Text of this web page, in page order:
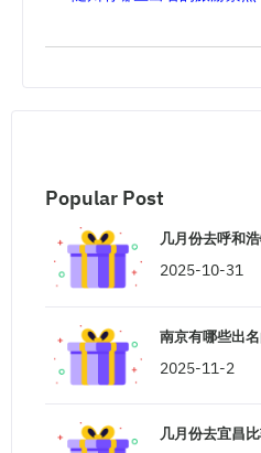
Popular Post
几月份去呼和
2025-10-31
南京有哪些出
2025-11-2
几月份去宜昌